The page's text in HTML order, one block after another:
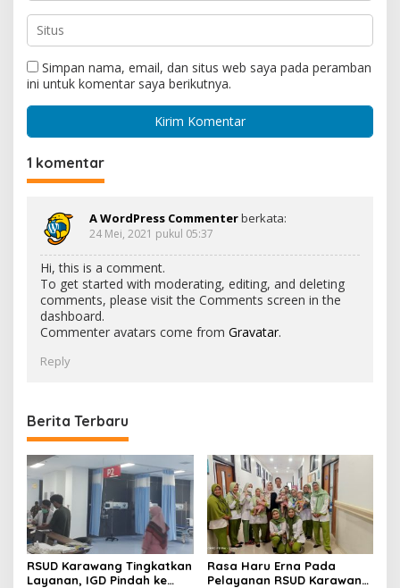
Simpan nama, email, dan situs web saya pada peramban
ini untuk komentar saya berikutnya.
1 komentar
A WordPress Commenterberkata:
24 Mei, 2021 pukul 05:37
Hi, this is a comment.
To get started with moderating, editing, and deleting
comments, please visit the Comments screen in the
dashboard.
Commenter avatars come from Gravatar.
Reply
Berita Terbaru
RSUD Karawang Tingkatkan
Layanan, IGD Pindah ke
Rasa Haru Erna Pada
Pelayanan RSUD Karawang